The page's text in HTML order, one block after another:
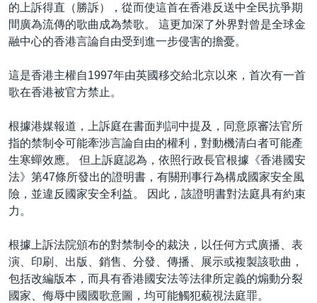
YOUTUBE頻道
港人港心
美國透視
建國史話
廣播節目表
的上訴得直（勝訴），從而使這首在香港反送中全民抗爭期
間廣為流傳的歌曲成為禁歌。 這更加深了外界對曾是全球金
融中心的香港言論自由受到進一步侵害的擔憂。
這是香港主權自1997年由英國移交給北京以來，首次有一首
歌在香港被官方禁止。
根據港媒報道，上訴庭在書面判詞中提及，同意原審法官所
指的禁制令可能牽涉言論自由的權利，對動機清白者可能產
生寒蟬效應。 但上訴庭認為，依照行政長官根據《香港國安
法》第47條所發出的證明書，有關刑事行為構成國家安全風
險，並違反國家安全利益。 因此，該證明書對法庭具有約束
力。
根據上訴法院頒布的對禁制令的裁決，以任何方式廣播、表
演、印刷、出版、銷售、分發、傳播、展示或複製該歌曲，
包括改編版本，而具有香港國安法等法律所定義的煽動分裂
國家、侮辱中國國歌意圖，均可能觸犯藐視法庭罪。